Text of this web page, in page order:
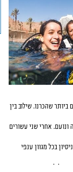
שהכרנו. שילוב בין
ונועם. אחרי שני עשורים
בכל מגוון ענפי
צלילה מבועז סמוראי